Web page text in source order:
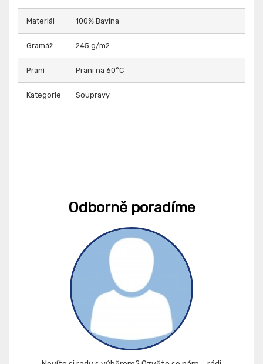
Materiál 100% Bavlna
Gramáž 245 g/m2
Praní Praní na 60°C
Kategorie Soupravy
Odborně poradíme